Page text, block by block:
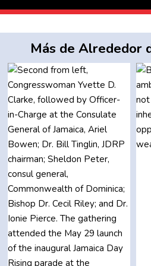
Más de Alrededor